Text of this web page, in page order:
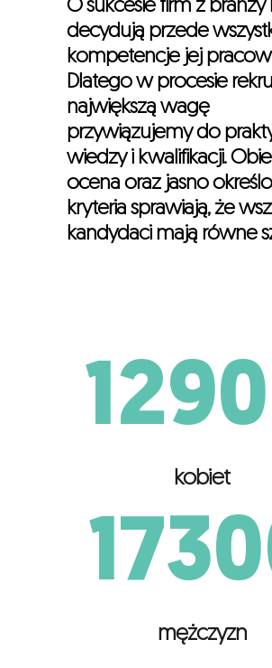
O sukcesie firm z branży
decydują przede
kompetencje jej
Dlatego w procesie
największą wagę
przywiązujemy do
wiedzy i kwalifikacji.
ocena oraz jasno
kryteria sprawiają, że
kandydaci mają równe
kobiet
mężczyzn